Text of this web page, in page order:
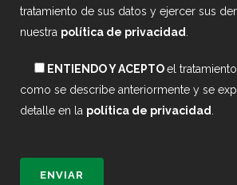
tratamiento de sus datos y ejercer sus
nuestra política de privacidad
ENTIENDO Y ACEPTOel
como se describe anteriormente y se
detalle en la política de privacidad